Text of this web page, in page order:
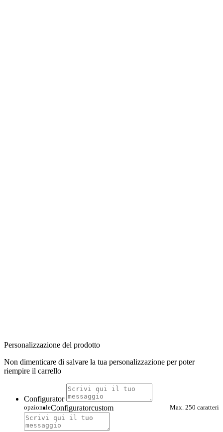
Personalizzazione del prodotto
Non dimenticare di salvare la tua personalizzazione per poter
riempire il carrello
Configurator
opzionale Max. 250 caratteri
Configuratorcustom